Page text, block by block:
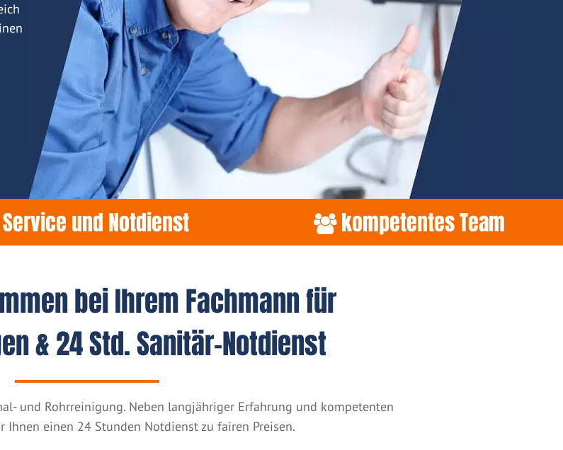
und Notdienst kompetentes Team
bei Ihrem Fachmann für
& 24 Std. Sanitär-Notdienst
und Rohrreinigung. Neben langjähriger Erfahrung und kompetenten
einen 24 Stunden Notdienst zu fairen Preisen.